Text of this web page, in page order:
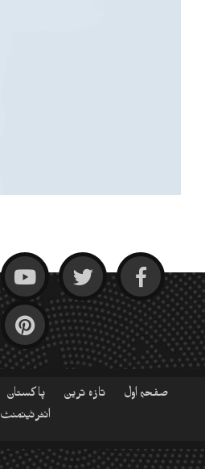
صفحہ اول تازہ ترین پاکستان
انٹرٹینمنٹ